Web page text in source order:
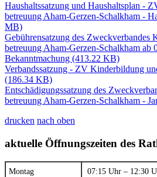
Haushaltssatzung und Haushaltsplan -
betreuung Aham-Gerzen-Schalkham -
MB)
Gebührensatzung des Zweckverbandes
betreuung Aham-Gerzen-Schalkham ab
Bekanntmachung (413.22 KB)
Verbandssatzung - ZV Kinderbildung
(186.34 KB)
Entschädigungssatzung des
betreuung Aham-Gerzen-Schalkham -
drucken nach oben
aktuelle Öffnungszeiten des
Montag 07:15 Uhr – 12:30